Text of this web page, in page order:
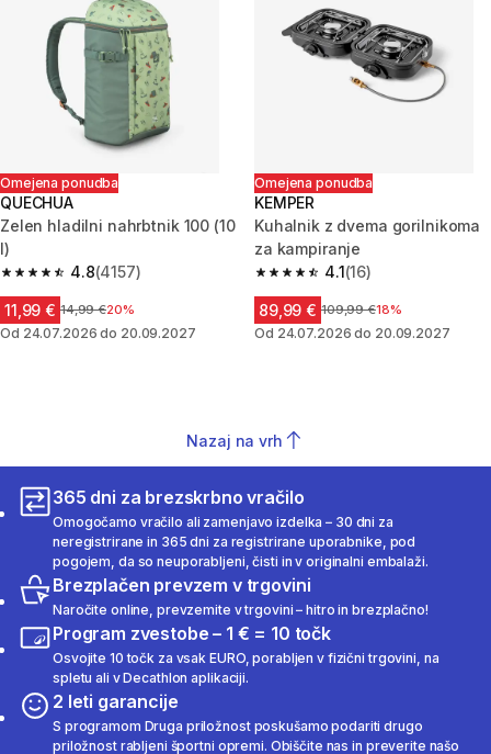
Omejena ponudba
QUECHUA
Zelen hladilni nahrbtnik 100 (10
l)
4.8
4.8 od 5 zvezdic from 4157 ocene
(4157)
11,99 € Cena pred znižanjem
14,99 €20%
Od 24.07.2026 do 20.09.2027
Omejena ponudba
KEMPER
Kuhalnik z dvema gorilnikoma
za kampiranje
4.1
4.1 od 5 zvezdic from 16 ocene
(16)
89,99 € Cena pred znižanjem
109,99 €18%
Od 24.07.2026 do 20.09.2027
Nazaj na vrh
365 dni za brezskrbno vračilo
Omogočamo vračilo ali zamenjavo izdelka – 30 dni za
neregistrirane in 365 dni za registrirane uporabnike, pod
pogojem, da so neuporabljeni, čisti in v originalni embalaži.
Brezplačen prevzem v trgovini
Naročite online, prevzemite v trgovini – hitro in brezplačno!
Program zvestobe – 1 € = 10 točk
Osvojite 10 točk za vsak EURO, porabljen v fizični trgovini, na
spletu ali v Decathlon aplikaciji.
2 leti garancije
S programom Druga priložnost poskušamo podariti drugo
priložnost rabljeni športni opremi. Obiščite nas in preverite našo